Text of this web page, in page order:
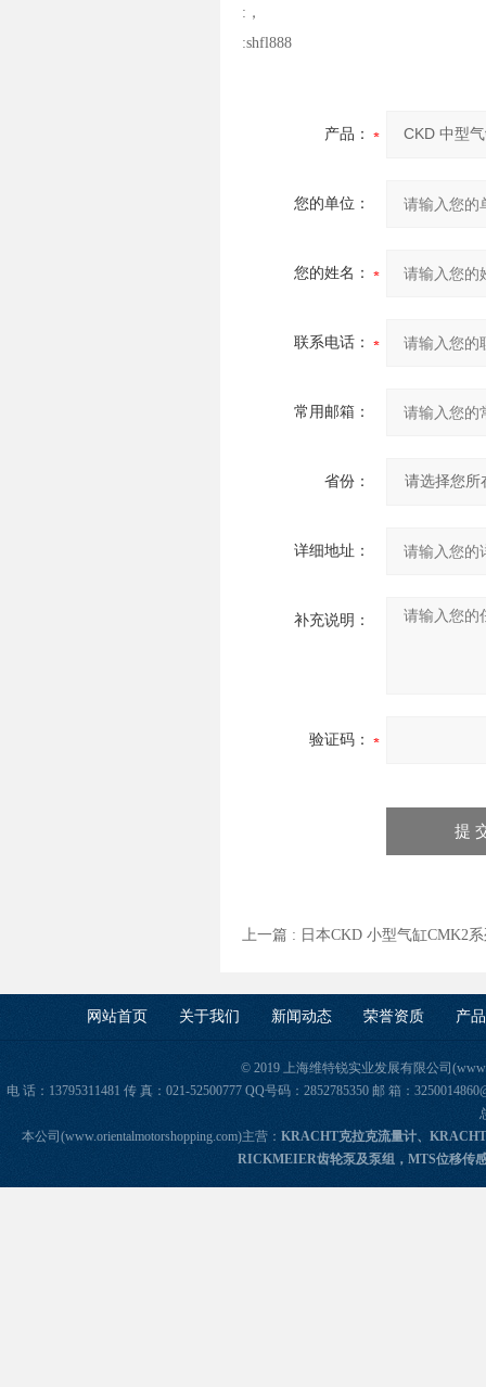
:，
:shfl888
产品：
您的单位：
您的姓名：
联系电话：
常用邮箱：
省份：
详细地址：
补充说明：
验证码：
上一篇 : 日本CKD 小型气缸CMK2
网站首页 关于我们 新闻动态 荣誉资质 产
© 2019 上海维特锐实业发展有限公司
电 话：13795311481 传 真：021-52500777 QQ号码：2852785350 邮 箱：
本公司(www.orientalmotorshopping.com)主营： KRACHT克拉克流量计、
RICKMEIER齿轮泵及泵组，MTS位移传